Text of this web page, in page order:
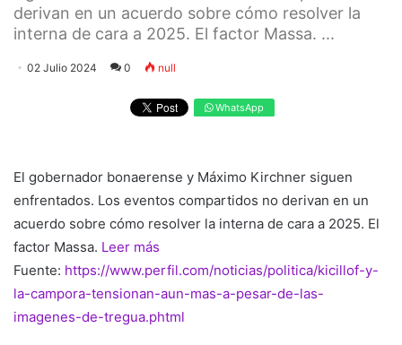
derivan en un acuerdo sobre cómo resolver la
interna de cara a 2025. El factor Massa. ...
02 Julio 2024 0 null
WhatsApp
El gobernador bonaerense y Máximo Kirchner siguen
enfrentados. Los eventos compartidos no derivan en un
acuerdo sobre cómo resolver la interna de cara a 2025. El
factor Massa. Leer más
Fuente: https://www.perfil.com/noticias/politica/kicillof-y-
la-campora-tensionan-aun-mas-a-pesar-de-las-
imagenes-de-tregua.phtml